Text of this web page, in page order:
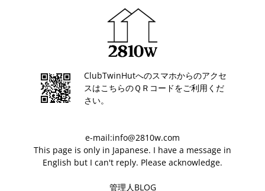
ClubTwinHutへのスマホからのアクセ
スはこちらのＱＲコードをご利用くだ
さい。
e-mail:info@2810w.com
This page is only in Japanese. I have a message in
English but I can't reply. Please acknowledge.
管理人BLOG